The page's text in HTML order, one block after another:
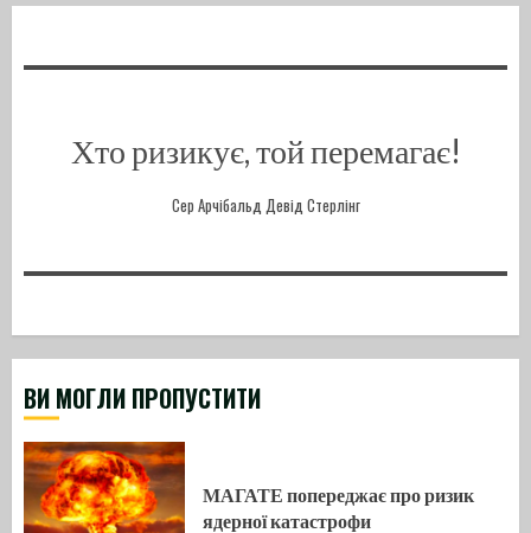
Хто ризикує, той перемагає!
Сер Арчібальд Девід Стерлінг
ВИ МОГЛИ ПРОПУСТИТИ
МАГАТЕ попереджає про ризик
ядерної катастрофи